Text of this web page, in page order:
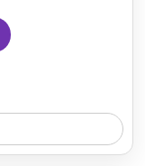
farbenfrohen